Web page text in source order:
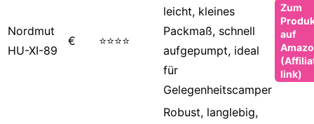
Nordmut
HU-XI-89
€ ⭐⭐⭐⭐
leicht, kleines
Packmaß, schnell
aufgepumpt, ideal
für
Gelegenheitscamper
Zum
auf
link)
Robust, langlebig,